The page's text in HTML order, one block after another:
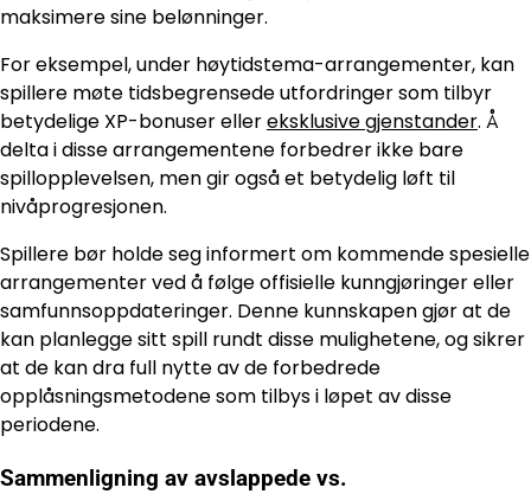
maksimere sine belønninger.
For eksempel, under høytidstema-arrangementer, kan
spillere møte tidsbegrensede utfordringer som tilbyr
betydelige XP-bonuser ellereksklusive gjenstander. Å
delta i disse arrangementene forbedrer ikke bare
spillopplevelsen, men gir også et betydelig løft til
nivåprogresjonen.
Spillere bør holde seg informert om kommende spesielle
arrangementer ved å følge offisielle kunngjøringer eller
samfunnsoppdateringer. Denne kunnskapen gjør at de
kan planlegge sitt spill rundt disse mulighetene, og sikrer
at de kan dra full nytte av de forbedrede
opplåsningsmetodene som tilbys i løpet av disse
periodene.
Sammenligning av avslappede vs.